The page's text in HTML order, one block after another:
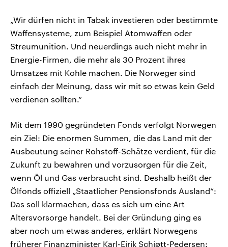
„Wir dürfen nicht in Tabak investieren oder bestimmte
Waffensysteme, zum Beispiel Atomwaffen oder
Streumunition. Und neuerdings auch nicht mehr in
Energie-Firmen, die mehr als 30 Prozent ihres
Umsatzes mit Kohle machen. Die Norweger sind
einfach der Meinung, dass wir mit so etwas kein Geld
verdienen sollten.“
Mit dem 1990 gegründeten Fonds verfolgt Norwegen
ein Ziel: Die enormen Summen, die das Land mit der
Ausbeutung seiner Rohstoff-Schätze verdient, für die
Zukunft zu bewahren und vorzusorgen für die Zeit,
wenn Öl und Gas verbraucht sind. Deshalb heißt der
Ölfonds offiziell „Staatlicher Pensionsfonds Ausland“:
Das soll klarmachen, dass es sich um eine Art
Altersvorsorge handelt. Bei der Gründung ging es
aber noch um etwas anderes, erklärt Norwegens
früherer Finanzminister Karl-Eirik Schjøtt-Pedersen: